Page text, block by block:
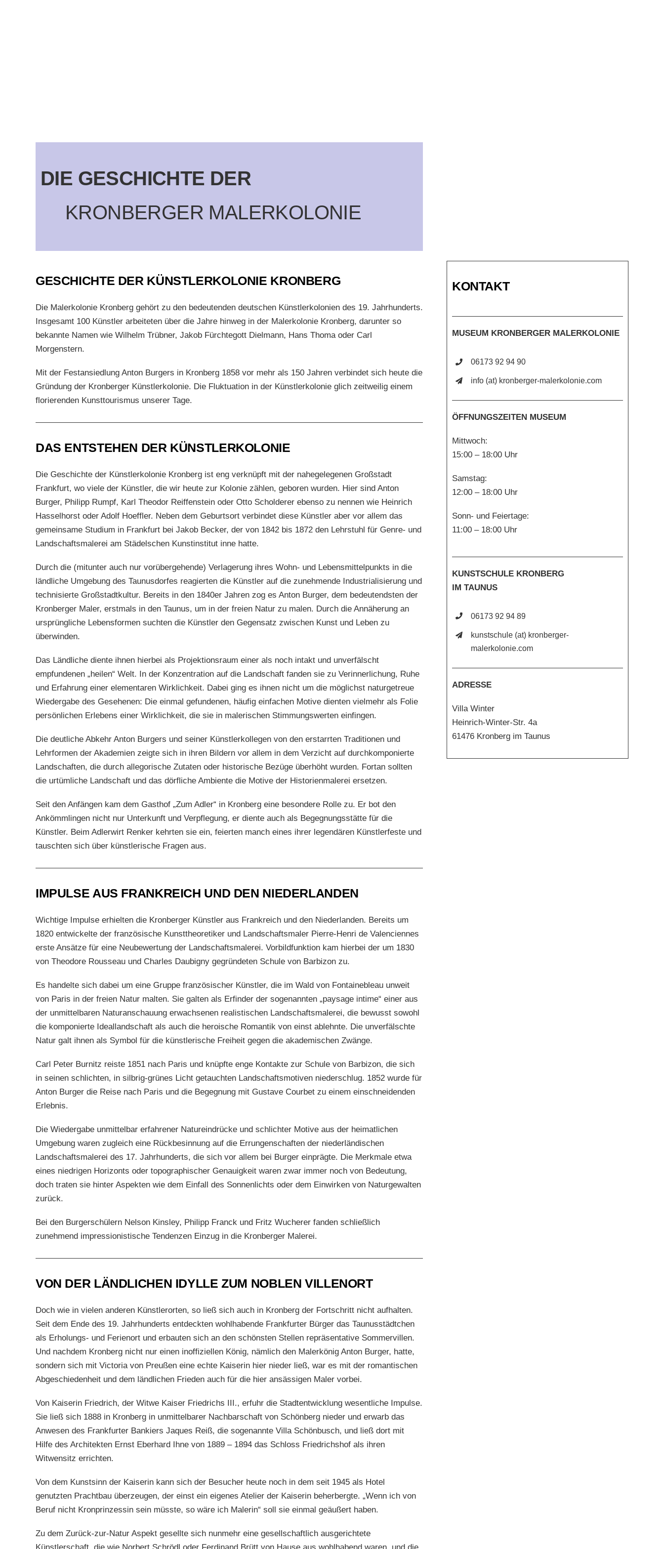
DIE GESCHICHTE DER
KRONBERGER MALERKOLONIE
GESCHICHTE DER KÜNSTLERKOLONIE KRONBERG
Die Malerkolonie Kronberg gehört zu den bedeutenden deutschen Künstlerkolonien des 19. Jahrhunderts.
Insgesamt 100 Künstler arbeiteten über die Jahre hinweg in der Malerkolonie Kronberg, darunter so
bekannte Namen wie Wilhelm Trübner, Jakob Fürchtegott Dielmann, Hans Thoma oder Carl
Morgenstern.
Mit der Festansiedlung Anton Burgers in Kronberg 1858 vor mehr als 150 Jahren verbindet sich heute die
Gründung der Kronberger Künstlerkolonie. Die Fluktuation in der Künstlerkolonie glich zeitweilig einem
florierenden Kunsttourismus unserer Tage.
DAS ENTSTEHEN DER KÜNSTLERKOLONIE
Die Geschichte der Künstlerkolonie Kronberg ist eng verknüpft mit der nahegelegenen Großstadt
Frankfurt, wo viele der Künstler, die wir heute zur Kolonie zählen, geboren wurden. Hier sind Anton
Burger, Philipp Rumpf, Karl Theodor Reiffenstein oder Otto Scholderer ebenso zu nennen wie Heinrich
Hasselhorst oder Adolf Hoeffler. Neben dem Geburtsort verbindet diese Künstler aber vor allem das
gemeinsame Studium in Frankfurt bei Jakob Becker, der von 1842 bis 1872 den Lehrstuhl für Genre- und
Landschaftsmalerei am Städelschen Kunstinstitut inne hatte.
Durch die (mitunter auch nur vorübergehende) Verlagerung ihres Wohn- und Lebensmittelpunkts in die
ländliche Umgebung des Taunusdorfes reagierten die Künstler auf die zunehmende Industrialisierung und
technisierte Großstadtkultur. Bereits in den 1840er Jahren zog es Anton Burger, dem bedeutendsten der
Kronberger Maler, erstmals in den Taunus, um in der freien Natur zu malen. Durch die Annäherung an
ursprüngliche Lebensformen suchten die Künstler den Gegensatz zwischen Kunst und Leben zu
überwinden.
Das Ländliche diente ihnen hierbei als Projektionsraum einer als noch intakt und unverfälscht
empfundenen „heilen“ Welt. In der Konzentration auf die Landschaft fanden sie zu Verinnerlichung, Ruhe
und Erfahrung einer elementaren Wirklichkeit. Dabei ging es ihnen nicht um die möglichst naturgetreue
Wiedergabe des Gesehenen: Die einmal gefundenen, häufig einfachen Motive dienten vielmehr als Folie
persönlichen Erlebens einer Wirklichkeit, die sie in malerischen Stimmungswerten einfingen.
Die deutliche Abkehr Anton Burgers und seiner Künstlerkollegen von den erstarrten Traditionen und
Lehrformen der Akademien zeigte sich in ihren Bildern vor allem in dem Verzicht auf durchkomponierte
Landschaften, die durch allegorische Zutaten oder historische Bezüge überhöht wurden. Fortan sollten
die urtümliche Landschaft und das dörfliche Ambiente die Motive der Historienmalerei ersetzen.
Seit den Anfängen kam dem Gasthof „Zum Adler“ in Kronberg eine besondere Rolle zu. Er bot den
Ankömmlingen nicht nur Unterkunft und Verpflegung, er diente auch als Begegnungsstätte für die
Künstler. Beim Adlerwirt Renker kehrten sie ein, feierten manch eines ihrer legendären Künstlerfeste und
tauschten sich über künstlerische Fragen aus.
IMPULSE AUS FRANKREICH UND DEN NIEDERLANDEN
Wichtige Impulse erhielten die Kronberger Künstler aus Frankreich und den Niederlanden. Bereits um
1820 entwickelte der französische Kunsttheoretiker und Landschaftsmaler Pierre-Henri de Valenciennes
erste Ansätze für eine Neubewertung der Landschaftsmalerei. Vorbildfunktion kam hierbei der um 1830
von Theodore Rousseau und Charles Daubigny gegründeten Schule von Barbizon zu.
Es handelte sich dabei um eine Gruppe französischer Künstler, die im Wald von Fontainebleau unweit
von Paris in der freien Natur malten. Sie galten als Erfinder der sogenannten „paysage intime“ einer aus
der unmittelbaren Naturanschauung erwachsenen realistischen Landschaftsmalerei, die bewusst sowohl
die komponierte Ideallandschaft als auch die heroische Romantik von einst ablehnte. Die unverfälschte
Natur galt ihnen als Symbol für die künstlerische Freiheit gegen die akademischen Zwänge.
Carl Peter Burnitz reiste 1851 nach Paris und knüpfte enge Kontakte zur Schule von Barbizon, die sich
in seinen schlichten, in silbrig-grünes Licht getauchten Landschaftsmotiven niederschlug. 1852 wurde für
Anton Burger die Reise nach Paris und die Begegnung mit Gustave Courbet zu einem einschneidenden
Erlebnis.
Die Wiedergabe unmittelbar erfahrener Natureindrücke und schlichter Motive aus der heimatlichen
Umgebung waren zugleich eine Rückbesinnung auf die Errungenschaften der niederländischen
Landschaftsmalerei des 17. Jahrhunderts, die sich vor allem bei Burger einprägte. Die Merkmale etwa
eines niedrigen Horizonts oder topographischer Genauigkeit waren zwar immer noch von Bedeutung,
doch traten sie hinter Aspekten wie dem Einfall des Sonnenlichts oder dem Einwirken von Naturgewalten
zurück.
Bei den Burgerschülern Nelson Kinsley, Philipp Franck und Fritz Wucherer fanden schließlich
zunehmend impressionistische Tendenzen Einzug in die Kronberger Malerei.
VON DER LÄNDLICHEN IDYLLE ZUM NOBLEN VILLENORT
Doch wie in vielen anderen Künstlerorten, so ließ sich auch in Kronberg der Fortschritt nicht aufhalten.
Seit dem Ende des 19. Jahrhunderts entdeckten wohlhabende Frankfurter Bürger das Taunusstädtchen
als Erholungs- und Ferienort und erbauten sich an den schönsten Stellen repräsentative Sommervillen.
Und nachdem Kronberg nicht nur einen inoffiziellen König, nämlich den Malerkönig Anton Burger, hatte,
sondern sich mit Victoria von Preußen eine echte Kaiserin hier nieder ließ, war es mit der romantischen
Abgeschiedenheit und dem ländlichen Frieden auch für die hier ansässigen Maler vorbei.
Von Kaiserin Friedrich, der Witwe Kaiser Friedrichs III., erfuhr die Stadtentwicklung wesentliche Impulse.
Sie ließ sich 1888 in Kronberg in unmittelbarer Nachbarschaft von Schönberg nieder und erwarb das
Anwesen des Frankfurter Bankiers Jaques Reiß, die sogenannte Villa Schönbusch, und ließ dort mit
Hilfe des Architekten Ernst Eberhard Ihne von 1889 – 1894 das Schloss Friedrichshof als ihren
Witwensitz errichten.
Von dem Kunstsinn der Kaiserin kann sich der Besucher heute noch in dem seit 1945 als Hotel
genutzten Prachtbau überzeugen, der einst ein eigenes Atelier der Kaiserin beherbergte. „Wenn ich von
Beruf nicht Kronprinzessin sein müsste, so wäre ich Malerin“ soll sie einmal geäußert haben.
Zu dem Zurück-zur-Natur Aspekt gesellte sich nunmehr eine gesellschaftlich ausgerichtete
KONTAKT
MUSEUM KRONBERGER MALERKOLONIE
06173 92 94 90
info (at) kronberger-malerkolonie.com
ÖFFNUNGSZEITEN MUSEUM
Mittwoch:
15:00 – 18:00 Uhr
Samstag:
12:00 – 18:00 Uhr
Sonn- und Feiertage:
11:00 – 18:00 Uhr
KUNSTSCHULE KRONBERG
IM TAUNUS
06173 92 94 89
kunstschule (at) kronberger-
malerkolonie.com
ADRESSE
Villa Winter
Heinrich-Winter-Str. 4a
61476 Kronberg im Taunus